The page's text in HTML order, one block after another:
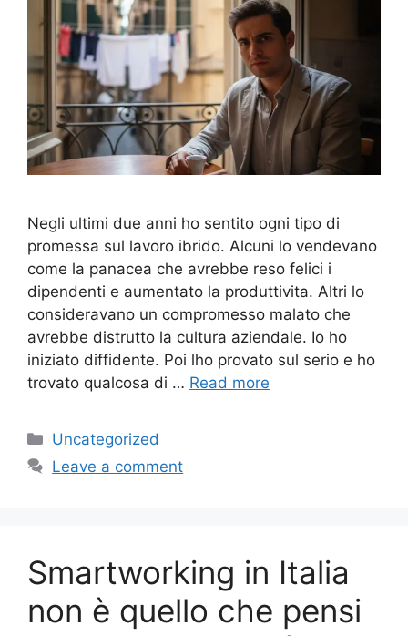
Negli ultimi due anni ho sentito ogni tipo di
promessa sul lavoro ibrido. Alcuni lo vendevano
come la panacea che avrebbe reso felici i
dipendenti e aumentato la produttivita. Altri lo
consideravano un compromesso malato che
avrebbe distrutto la cultura aziendale. Io ho
iniziato diffidente. Poi lho provato sul serio e ho
trovato qualcosa di … Read more
Categories
Uncategorized
Leave a comment
Smartworking in Italia
non è quello che pensi